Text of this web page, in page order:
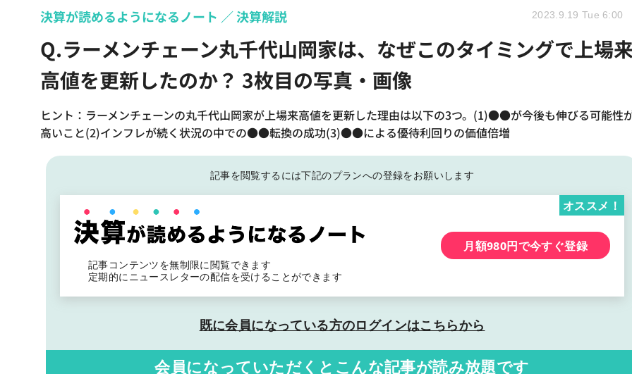
Q.ラーメンチェーン丸千代山岡家は、なぜこのタイミングで上場
高値を更新したのか？ 3枚目の写真・画像
ヒント：ラーメンチェーンの丸千代山岡家が上場来高値を更新した理由は以下の3つ。(1)●●が今後も伸びる可能性
高いこと(2)インフレが続く状況の中での●●転換の成功(3)●●による優待利回りの価値倍増
決算が読めるようになるノート 決算解説 2023.9.19 Tue 6:00
記事を閲覧するには下記のプランへの登録をお願いします
記事コンテンツを無制限に閲覧できます
定期的にニュースレターの配信を受けることができます
オススメ！
月額980円で今すぐ登録
既に会員になっている方のログインはこちらから
会員になっていただくと こんな記事が読み放題です